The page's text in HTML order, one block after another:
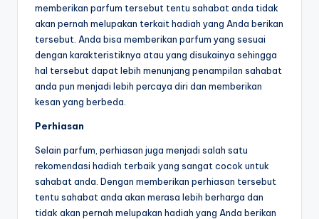
memberikan parfum tersebut tentu sahabat anda tidak
akan pernah melupakan terkait hadiah yang Anda berikan
tersebut. Anda bisa memberikan parfum yang sesuai
dengan karakteristiknya atau yang disukainya sehingga
hal tersebut dapat lebih menunjang penampilan sahabat
anda pun menjadi lebih percaya diri dan memberikan
kesan yang berbeda.
Perhiasan
Selain parfum, perhiasan juga menjadi salah satu
rekomendasi hadiah terbaik yang sangat cocok untuk
sahabat anda. Dengan memberikan perhiasan tersebut
tentu sahabat anda akan merasa lebih berharga dan
tidak akan pernah melupakan hadiah yang Anda berikan